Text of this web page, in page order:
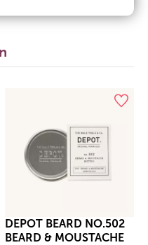
DEPOT BEARD NO.502
BEARD & MOUSTACHE